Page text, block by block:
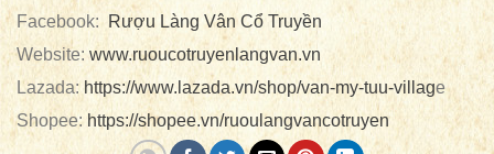
Facebook:
Rượu Làng Vân Cổ Truyền
Website:www.ruoucotruyenlangvan.vn
Lazada: https://www.lazada.vn/shop/van-my-tuu-village
Shopee: https://shopee.vn/ruoulangvancotruyen